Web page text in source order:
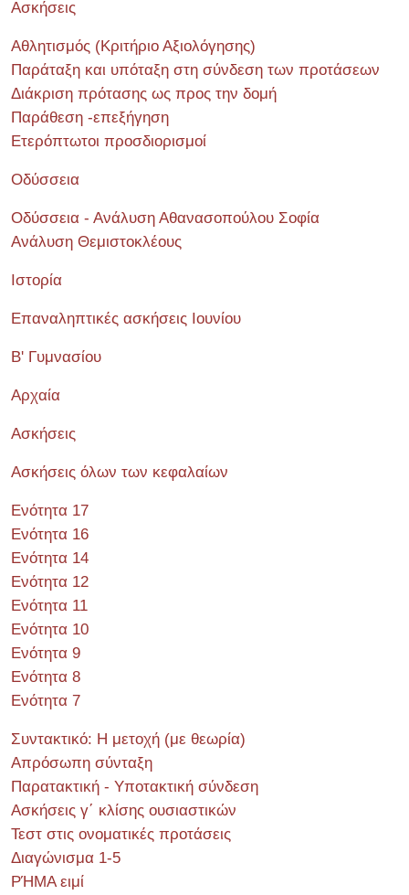
Ασκήσεις
Αθλητισμός (Κριτήριο Αξιολόγησης)
Παράταξη και υπόταξη στη σύνδεση των προτάσεων
Διάκριση πρότασης ως προς την δομή
Παράθεση -επεξήγηση
Ετερόπτωτοι προσδιορισμοί
Οδύσσεια
Οδύσσεια - Ανάλυση Αθανασοπούλου Σοφία
Ανάλυση Θεμιστοκλέους
Ιστορία
Επαναληπτικές ασκήσεις Ιουνίου
Β' Γυμνασίου
Αρχαία
Ασκήσεις
Ασκήσεις όλων των κεφαλαίων
Ενότητα 17
Ενότητα 16
Ενότητα 14
Ενότητα 12
Ενότητα 11
Ενότητα 10
Ενότητα 9
Ενότητα 8
Ενότητα 7
Συντακτικό: Η μετοχή (με θεωρία)
Απρόσωπη σύνταξη
Παρατακτική - Υποτακτική σύνδεση
Ασκήσεις γ΄ κλίσης ουσιαστικών
Τεστ στις ονοματικές προτάσεις
Διαγώνισμα 1-5
ΡΉΜΑ ειμί